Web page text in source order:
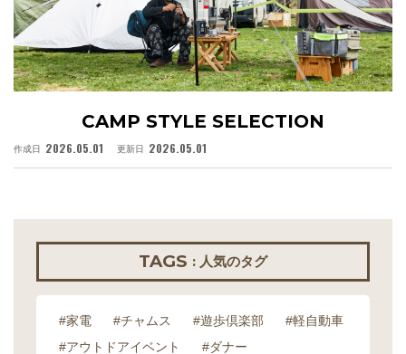
CAMP STYLE SELECTION
作成日 2026.05.01 更新日 2026.05.01
TAGS : 人気のタグ
#家電 #チャムス #遊歩倶楽部
#軽自動車
#アウトドアイベント
#ダナー